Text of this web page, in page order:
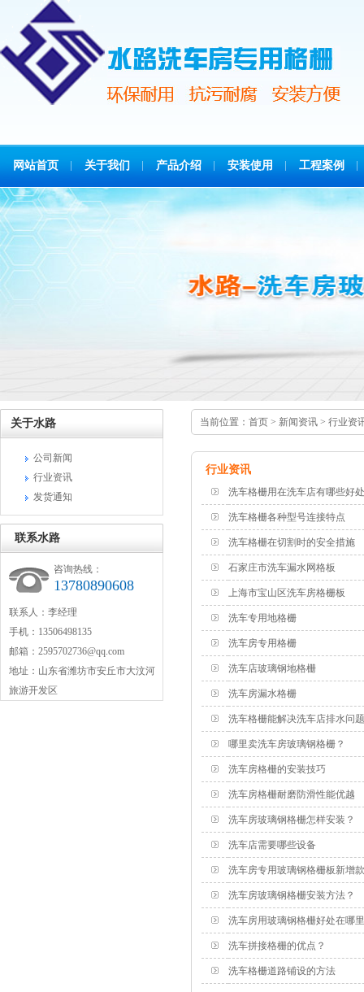
网站首页 关于我们 产品介绍 安装使用 工程案例
关于水路
公司新闻
行业资讯
发货通知
联系水路
咨询热线：
13780890608
联系人：李经理
手机：13506498135
邮箱：2595702736@qq.com
地址：山东省潍坊市安丘市大汶河
旅游开发区
当前位置： 首页 > 新闻资讯 > 行业资
行业资讯
洗车格栅用在洗车店有哪些好处
洗车格栅各种型号连接特点
洗车格栅在切割时的安全措施
石家庄市洗车漏水网格板
上海市宝山区洗车房格栅板
洗车专用地格栅
洗车房专用格栅
洗车店玻璃钢地格栅
洗车房漏水格栅
洗车格栅能解决洗车店排水问
哪里卖洗车房玻璃钢格栅？
洗车房格栅的安装技巧
洗车房格栅耐磨防滑性能优越
洗车房玻璃钢格栅怎样安装？
洗车店需要哪些设备
洗车房专用玻璃钢格栅板新增
洗车房玻璃钢格栅安装方法？
洗车房用玻璃钢格栅好处在哪
洗车拼接格栅的优点？
洗车格栅道路铺设的方法